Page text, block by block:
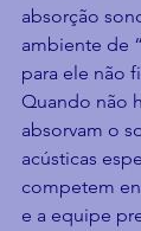
absorção
ambiente de
para ele não
Quando não
absorvam o
acústicas
competem
e a equipe